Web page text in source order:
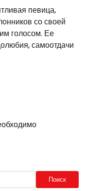
певица,
со своей
голосом. Ее
самоотдачи
Поиск